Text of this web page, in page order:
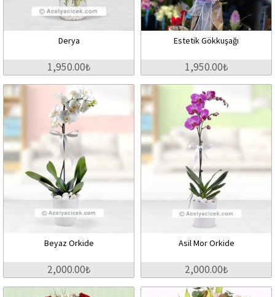
Derya
1,950.00₺
Estetik Gökkuşağı
1,950.00₺
Beyaz Orkide
2,000.00₺
Asil Mor Orkide
2,000.00₺